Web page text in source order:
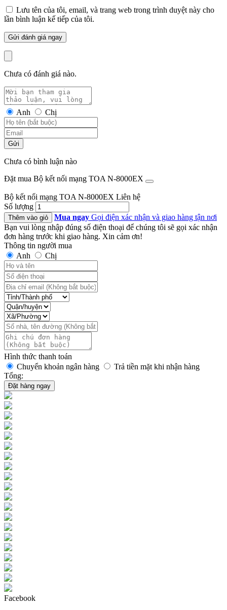
Lưu tên của tôi, email, và trang web trong trình duyệt này cho
lần bình luận kế tiếp của tôi.
Chưa có đánh giá nào.
Anh Chị
Gửi
Chưa có bình luận nào
Đặt mua Bộ kết nối mạng TOA N-8000EX
Bộ kết nối mạng TOA N-8000EX Liên hệ
Số lượng
Thêm vào giỏ Mua ngay Gọi điện xác nhận và giao hàng tận nơi
Bạn vui lòng nhập đúng số điện thoại để chúng tôi sẽ gọi xác nhận
đơn hàng trước khi giao hàng. Xin cảm ơn!
Thông tin người mua
Anh
Chị
Hình thức thanh toán
Chuyển khoản ngân hàng
Trả tiền mặt khi nhận hàng
Tổng:
Đặt hàng ngay
Facebook